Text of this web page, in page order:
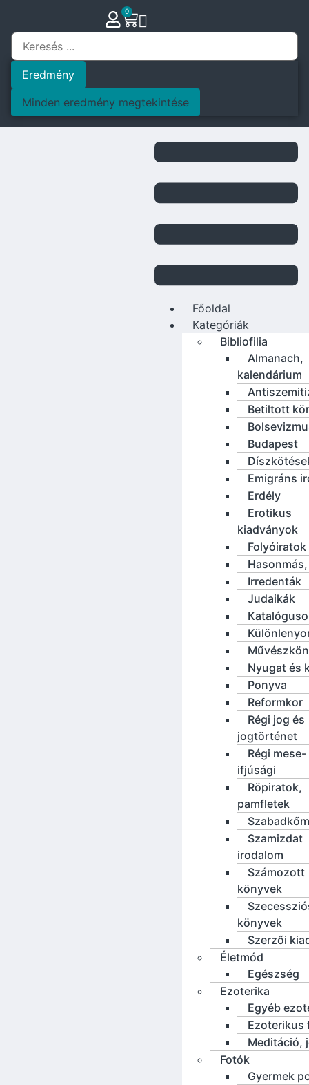
0
Eredmény
Minden eredmény megtekintése
Főoldal
Kategóriák
Bibliofilia
Almanach,
kalendárium
Betiltott
Budapest
Emigráns
Erdély
Erotikus
kiadványok
Folyóiratok
Irredenták
Judaikák
Nyugat és
Ponyva
Reformkor
Régi jog és
jogtörténet
Régi mese-
ifjúsági
Röpiratok,
pamfletek
Szamizdat
irodalom
Számozott
könyvek
könyvek
Szerzői
Életmód
Egészség
Ezoterika
Egyéb
Ezoterikus
Meditáció,
Fotók
Gyermek